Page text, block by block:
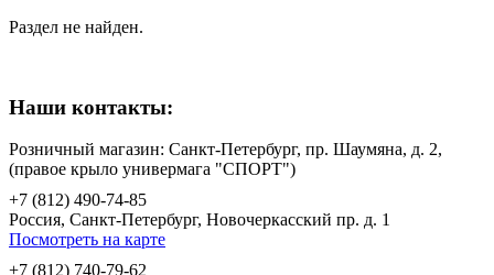
Раздел не найден.
Наши контакты:
Розничный магазин: Санкт-Петербург, пр. Шаумяна, д. 2,
(правое крыло универмага "СПОРТ")
+7 (812) 490-74-85
Россия, Санкт-Петербург, Новочеркасский пр. д. 1
Посмотреть на карте
+7 (812) 740-79-62